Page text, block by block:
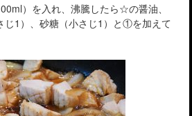
）を入れ、沸騰したら☆の醤油、
じ1）、砂糖（小さじ1）と①を加えて